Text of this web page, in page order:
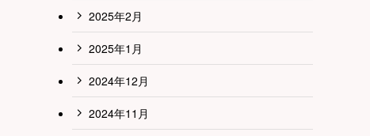
2025年2月
2025年1月
2024年12月
2024年11月